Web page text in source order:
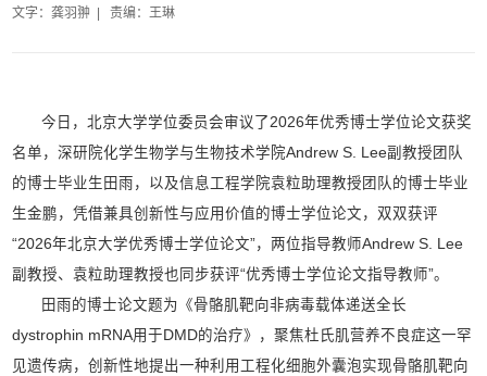
文字：龚羽翀 |责编：王琳
今日，北京大学学位委员会审议了2026年优秀博士学位论文获奖
名单，深研院化学生物学与生物技术学院Andrew S. Lee副教授团队
的博士毕业生田雨，以及信息工程学院袁粒助理教授团队的博士毕业
生金鹏，凭借兼具创新性与应用价值的博士学位论文，双双获评
“2026年北京大学优秀博士学位论文”，两位指导教师Andrew S. Lee
副教授、袁粒助理教授也同步获评“优秀博士学位论文指导教师”。
田雨的博士论文题为《骨骼肌靶向非病毒载体递送全长
dystrophin mRNA用于DMD的治疗》，聚焦杜氏肌营养不良症这一罕
见遗传病，创新性地提出一种利用工程化细胞外囊泡实现骨骼肌靶向